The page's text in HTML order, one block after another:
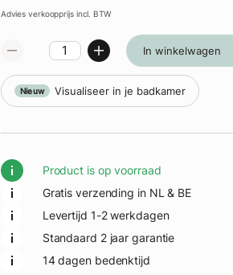
Advies verkoopprijs incl. BTW
In winkelwagen
Nieuw Visualiseer in je badkamer
Product is op voorraad
Gratis verzending in NL & BE
Levertijd 1-2 werkdagen
Standaard 2 jaar garantie
14 dagen bedenktijd